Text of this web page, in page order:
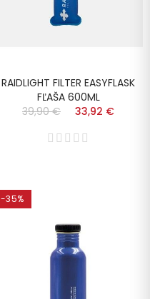
RAIDLIGHT FILTER EASYFLASK
FĽAŠA 600ML
39,90 €
33,92 €
-35%